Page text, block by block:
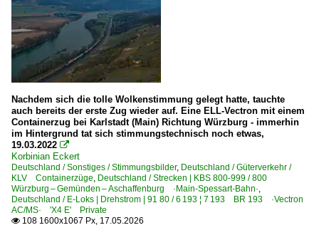
Nachdem sich die tolle Wolkenstimmung gelegt hatte, tauchte
auch bereits der erste Zug wieder auf. Eine ELL-Vectron mit einem
Containerzug bei Karlstadt (Main) Richtung Würzburg - immerhin
im Hintergrund tat sich stimmungstechnisch noch etwas,
19.03.2022 
Korbinian Eckert
Deutschland / Sonstiges / Stimmungsbilder, Deutschland / Güterverkehr /
KLV Containerzüge, Deutschland / Strecken | KBS 800-999 / 800
Würzburg – Gemünden – Aschaffenburg ·Main-Spessart-Bahn·,
Deutschland / E-Loks | Drehstrom | 91 80 / 6 193 ¦ 7 193 BR 193 ·Vectron
AC/MS· 'X4 E' Private
 108 1600x1067 Px, 17.05.2026